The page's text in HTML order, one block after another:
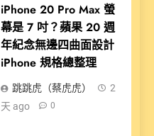
iPhone 20 Pro Max 螢
幕是 7 吋？蘋果 20 週
年紀念無邊四曲面設計
iPhone 規格總整理
跳跳虎（蔡虎虎）
2
天 ago
0